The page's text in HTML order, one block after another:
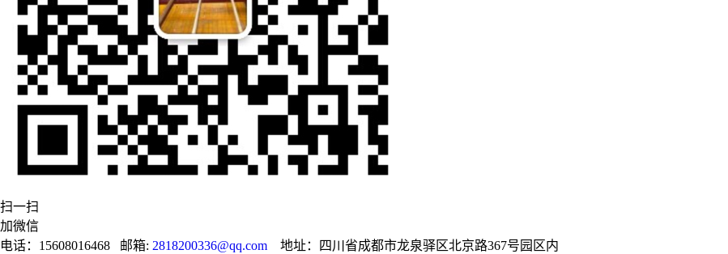
扫一扫
加微信
电话：15608016468 邮箱: 2818200336@qq.com 地址：四川省成都市龙泉驿区北京路367号园区内